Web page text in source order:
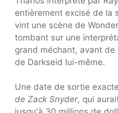
entièrement excisé de la
vint une scène de
tombant sur une
grand méchant, avant de
de Darkseid lui-même.
Une date de sortie
de Zack Snyder, qui